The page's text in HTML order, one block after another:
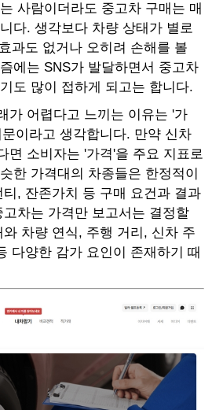
사람이더라도 중고차 구매는 매
다. 생각보다 차량 상태가 별로
과도 없거나 오히려 손해를 볼
에는 SNS가 발달하면서 중고차
도 많이 접하게 되고는 합니다.
가 어렵다고 느끼는 이유는 '가
이라고 생각합니다. 만약 신차
면 소비자는 '가격'을 주요 지표로
한 가격대의 차종들은 한정적이
, 잔존가치 등 구매 요건과 결과
차는 가격만 보고서는 결정할
차량 연식, 주행 거리, 신차 주
다양한 감가 요인이 존재하기 때